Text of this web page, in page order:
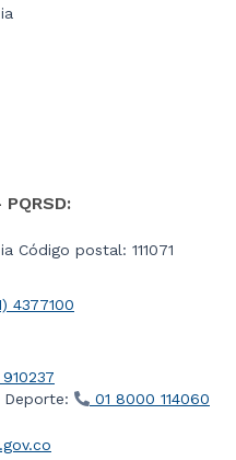
Código postal: 111071
4377100
Deporte:
01 8000 114060